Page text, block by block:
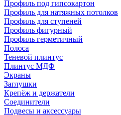
Профиль под гипсокартон
Профиль для натяжных потолков
Профиль для ступеней
Профиль фигурный
Профиль герметичный
Полоса
Теневой плинтус
Плинтус МДФ
Экраны
Заглушки
Крепёж и держатели
Соединители
Подвесы и аксессуары